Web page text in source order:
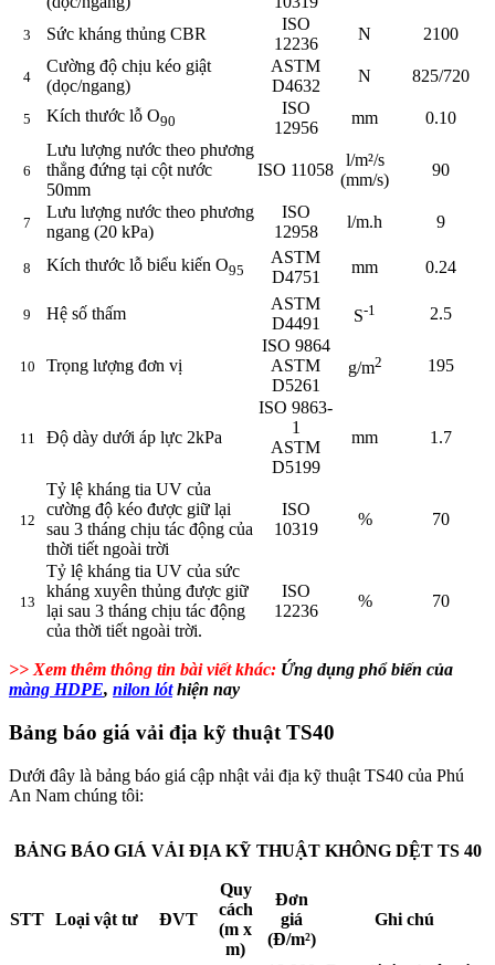
3 Sức kháng thủng CBR
ISO
12236
N 2100
4
Cường độ chịu kéo giật
(dọc/ngang)
ASTM
D4632
N 825/720
5 Kích thước lỗ O90
ISO
12956
mm 0.10
6
Lưu lượng nước theo phương
thẳng đứng tại cột nước
50mm
ISO 11058
l/m²/s
(mm/s)
90
7
Lưu lượng nước theo phương
ngang (20 kPa)
ISO
12958
l/m.h 9
8 Kích thước lỗ biểu kiến O95
ASTM
D4751
mm 0.24
9 Hệ số thấm
ASTM
D4491
S-1 2.5
10 Trọng lượng đơn vị
ISO 9864
ASTM
D5261
g/m2 195
11 Độ dày dưới áp lực 2kPa
ISO 9863-
1
ASTM
D5199
mm 1.7
12
Tỷ lệ kháng tia UV của
cường độ kéo được giữ lại
sau 3 tháng chịu tác động của
thời tiết ngoài trời
ISO
10319
% 70
13
Tỷ lệ kháng tia UV của sức
kháng xuyên thủng được giữ
lại sau 3 tháng chịu tác động
của thời tiết ngoài trời.
ISO
12236
% 70
>> Xem thêm thông tin bài viết khác: Ứng dụng phổ biến của
màng HDPE, nilon lóthiện nay
Bảng báo giá vải địa kỹ thuật TS40
Dưới đây là bảng báo giá cập nhật vải địa kỹ thuật TS40 của Phú
An Nam chúng tôi:
BẢNG BÁO GIÁ VẢI ĐỊA KỸ THUẬT KHÔNG DỆT TS 40
STT Loại vật tư ĐVT
Quy
cách
(m x
m)
Đơn
giá
(Đ/m²)
Ghi chú